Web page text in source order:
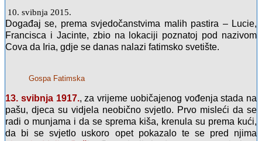
10. svibnja 2015.
Događaj se, prema svjedočanstvima malih pastira – Lucie,
Francisca i Jacinte, zbio na lokaciji poznatoj pod nazivom
Cova da Iria, gdje se danas nalazi fatimsko svetište.
Gospa Fatimska
13. svibnja 1917., za vrijeme uobičajenog vođenja stada na
pašu, djeca su vidjela neobično svjetlo. Prvo misleći da se
radi o munjama i da se sprema kiša, krenula su prema kući,
da bi se svjetlo uskoro opet pokazalo te se pred njima